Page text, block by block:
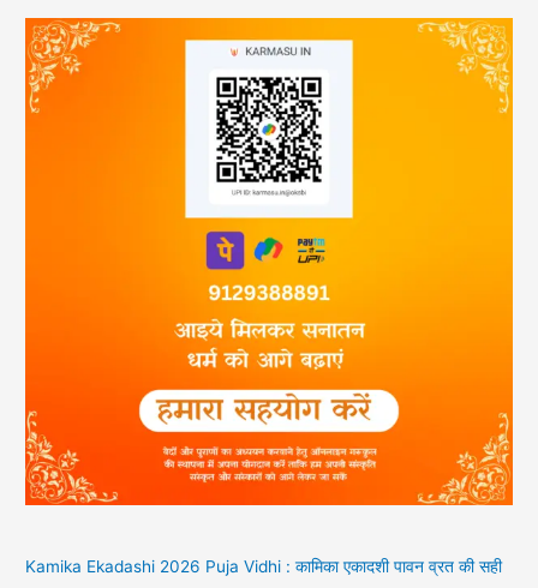
Kamika Ekadashi 2026 Puja Vidhi : कामिका एकादशी पावन व्रत की सही